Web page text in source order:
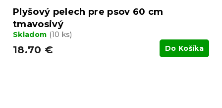
Plyšový pelech pre psov 60 cm
tmavosivý
Skladom (10 ks)
18.70 € Do Košíka